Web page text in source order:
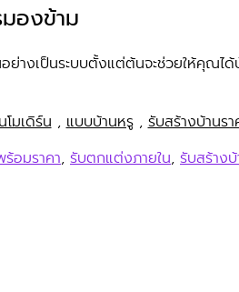
องข้าม
างเป็นระบบตั้งแต่ต้นจะช่วยให้คุณ
มเดิร์น , แบบบ้านหรู, รับสร้างบ้านรา
อมราคา, รับตกแต่งภายใน, รับสร้าง